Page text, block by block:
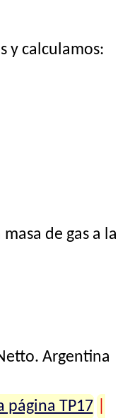
y calculamos:
de gas a la
. Argentina
página TP17